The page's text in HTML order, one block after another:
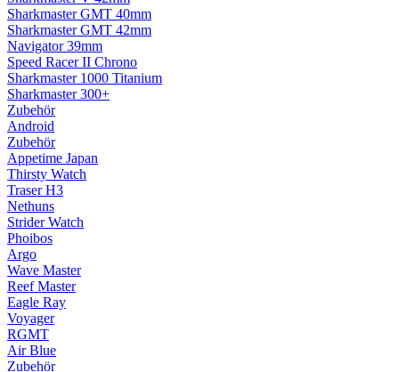
Sharkmaster GMT 40mm
Sharkmaster GMT 42mm
Navigator 39mm
Speed Racer II Chrono
Sharkmaster 1000 Titanium
Sharkmaster 300+
Zubehör
Android
Zubehör
Appetime Japan
Thirsty Watch
Traser H3
Nethuns
Strider Watch
Phoibos
Argo
Wave Master
Reef Master
Eagle Ray
Voyager
RGMT
Air Blue
Zubehör